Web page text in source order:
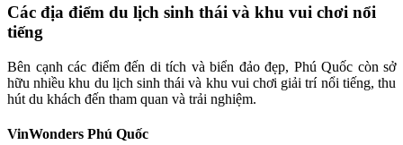
Các địa điểm du lịch sinh thái và khu vui chơi nổi
tiếng
Bên cạnh các điểm đến di tích và biển đảo đẹp, Phú Quốc còn sở
hữu nhiều khu du lịch sinh thái và khu vui chơi giải trí nổi tiếng, thu
hút du khách đến tham quan và trải nghiệm.
VinWonders Phú Quốc